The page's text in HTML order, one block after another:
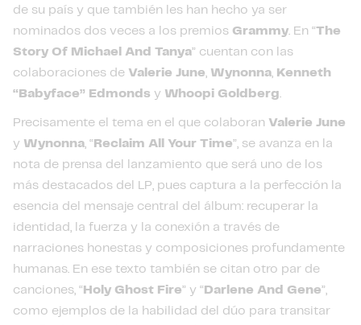
de su país y que también les han hecho ya ser
nominados dos veces a los premios Grammy. En “The
Story Of Michael And Tanya” cuentan con las
colaboraciones de Valerie June, Wynonna, Kenneth
“Babyface” Edmonds y Whoopi Goldberg.
Precisamente el tema en el que colaboran Valerie June
y Wynonna, “ Reclaim All Your Time”, se avanza en la
nota de prensa del lanzamiento que será uno de los
más destacados del LP, pues captura a la perfección la
esencia del mensaje central del álbum: recuperar la
identidad, la fuerza y la conexión a través de
narraciones honestas y composiciones profundamente
humanas. En ese texto también se citan otro par de
canciones, “ Holy Ghost Fire” y “ Darlene And Gene”,
como ejemplos de la habilidad del dúo para transitar